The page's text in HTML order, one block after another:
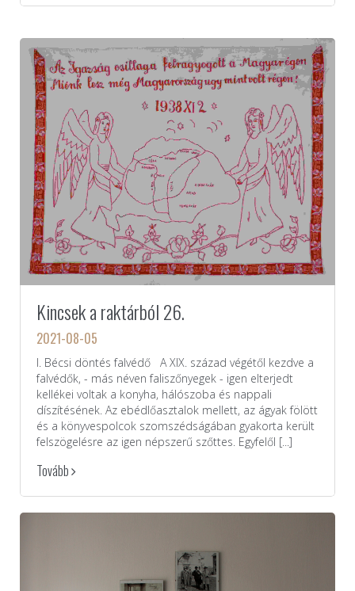
Kincsek a raktárból 26.
2021-08-05
I. Bécsi döntés falvédő A XIX. század végétől kezdve a
falvédők, - más néven faliszőnyegek - igen elterjedt
kellékei voltak a konyha, hálószoba és nappali
díszítésének. Az ebédlőasztalok mellett, az ágyak fölött
és a könyvespolcok szomszédságában gyakorta került
felszögelésre az igen népszerű szőttes. Egyfelől [...]
Tovább